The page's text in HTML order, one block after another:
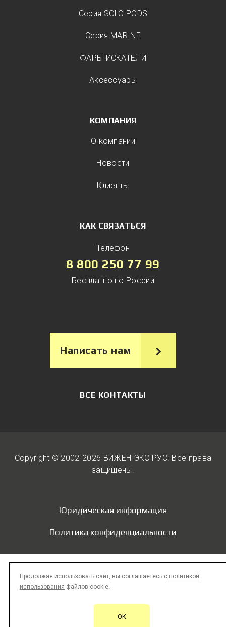
Серия SOLO PODS
Серия MARINE
ФАРЫ-ИСКАТЕЛИ
Аксессуары
КОМПАНИЯ
О компании
Новости
Клиенты
КАК СВЯЗАТЬСЯ
Телефон
8 800 250 77 99
Бесплатно по России
Написать нам
ВСЕ КОНТАКТЫ
Copyright © 2002-2026 ВИЖЕН ЭКС РУС. Вcе права
защищены.
Юридическая информация
Политика конфиденциальности
Продолжая использовать сайт, вы соглашаетесь с политикой
использования файлов cookie.
OK